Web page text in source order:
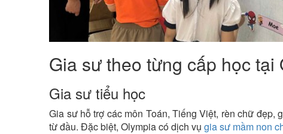
Gia sư theo từng cấp học tại
Gia sư tiểu học
Gia sư hỗ trợ các môn Toán, Tiếng Việt, rèn chữ
từ đầu. Đặc biệt, Olympia có dịch vụgia sư mầm non